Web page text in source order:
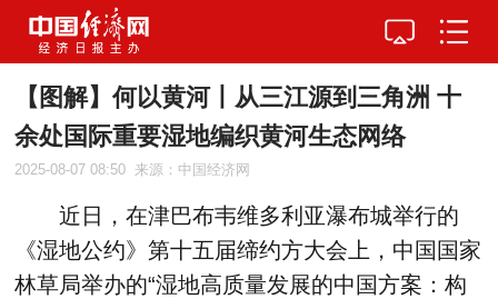
【图解】何以黄河丨从三江源到三角洲 十
余处国际重要湿地编织黄河生态网络
2025-08-07 08:50 来源：中国经济网
近日，在津巴布韦维多利亚瀑布城举行的
《湿地公约》第十五届缔约方大会上，中国国家
林草局举办的“湿地高质量发展的中国方案：构